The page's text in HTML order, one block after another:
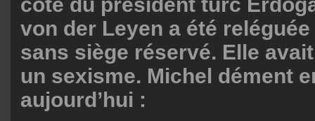
côté du président turc
von der Leyen a été
sans siège réservé. Elle
un sexisme. Michel dément
aujourd’hui :